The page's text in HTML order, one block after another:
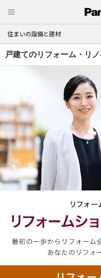
住まいの設備と建材
戸建てのリフォーム・リ
あな
暮ら